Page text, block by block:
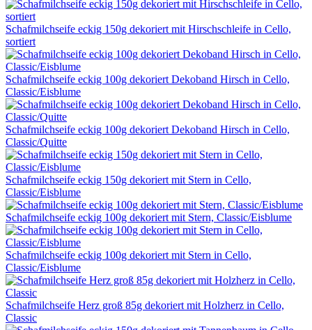
Schafmilchseife eckig 150g dekoriert mit Hirschschleife in Cello,
sortiert
Schafmilchseife eckig 100g dekoriert Dekoband Hirsch in Cello,
Classic/Eisblume
Schafmilchseife eckig 100g dekoriert Dekoband Hirsch in Cello,
Classic/Quitte
Schafmilchseife eckig 150g dekoriert mit Stern in Cello,
Classic/Eisblume
Schafmilchseife eckig 100g dekoriert mit Stern, Classic/Eisblume
Schafmilchseife eckig 100g dekoriert mit Stern in Cello,
Classic/Eisblume
Schafmilchseife Herz groß 85g dekoriert mit Holzherz in Cello,
Classic